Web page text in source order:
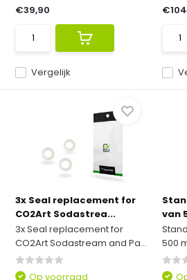
Vergelijk
€39,90
3x Seal replacement for
CO2Art Sodastrea...
3x Seal replacement for
CO2Art Sodastream and Pa...
Op voorraad
van
500